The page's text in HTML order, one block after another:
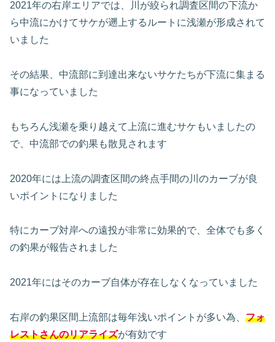
2021年の右岸エリアでは、川が絞られ調査区間の下流か
ら中流にかけてサケが遡上するルートに浅瀬が形成されて
いました
その結果、中流部に到達出来ないサケたちが下流に集まる
事になっていました
もちろん浅瀬を乗り越えて上流に進むサケもいましたの
で、中流部での釣果も散見されます
2020年には上流の調査区間の終点手間の川のカーブが良
いポイントになりました
特にカーブ対岸への遠投が非常に効果的で、全体でも多く
の釣果が報告されました
2021年にはそのカーブ自体が存在しなくなっていました
右岸の釣果区間上流部は毎年浅いポイントが多い為、 フォ
レストさんのリアライズが有効です